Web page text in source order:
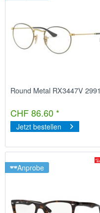
Round Metal RX3447V 2991
CHF 86.60 *
Jetzt bestellen
Anprobe